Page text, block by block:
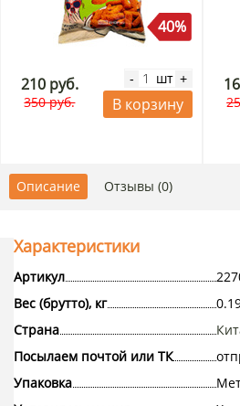
40%
210 руб.
350 руб.
- шт +
В корзину
Описание Отзывы (0)
Характеристики
Артикул
Вес (брутто), кг
Страна
Посылаем почтой или ТК
Упаковка